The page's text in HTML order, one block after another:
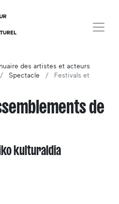
des artistes et acteurs
Spectacle
Festivals et
de
kulturaldia